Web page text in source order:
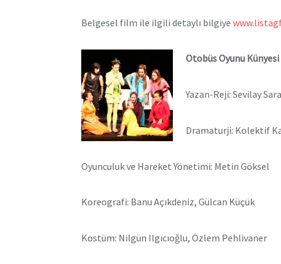
Belgesel film ile ilgili detaylı bilgiye
Otobüs Oyunu Künyesi
Yazan-Reji: Sevilay
Dramaturji: Kolektif
Oyunculuk ve Hareket Yönetimi: Metin Göksel
Koreografi: Banu Açıkdeniz, Gülcan Küçük
Kostüm: Nilgün Ilgıcıoğlu, Özlem Pehlivaner